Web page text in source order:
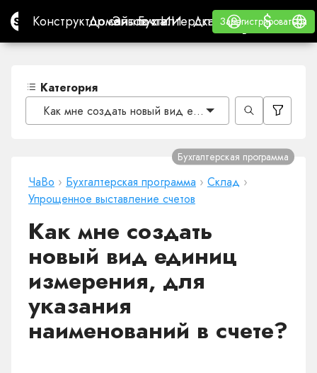
Site.proКонструктор сайтов с ИИ
Конструктор сайтов с ИИ
Домены
ДоменыЭл. почта
Эл. почта
Бухгалтерская программа
Бухгалтерская программа
Для
Для Реселлеров
ВАЙТ ЛЕЙБЛ
Обучение
Обучение
Зарегистрироваться
Зарегистрироваться
Войти $
$
Категория
Как мне создать новый вид единиц измерения, для
ЧаВо › Бухгалтерская программа › Cклад ›
Упрощенное выставление счетов
Бухгалтерская программа
Как мне создать
новый вид единиц
измерения, для
указания
наименований в счете?